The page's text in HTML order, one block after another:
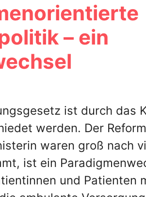
– ein
ist durch das
werden. Der
waren groß nach
ist ein
und Patienten